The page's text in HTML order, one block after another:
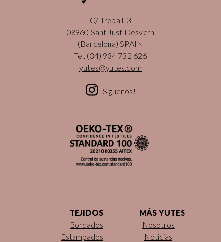
C/ Treball, 3
08960 Sant Just Desvern
(Barcelona) SPAIN
Tel. (34) 934 732 626
yutes@yutes.com
Síguenos!
TEJIDOS
Bordados
Estampados
MÁS YUTES
Nosotros
Noticias